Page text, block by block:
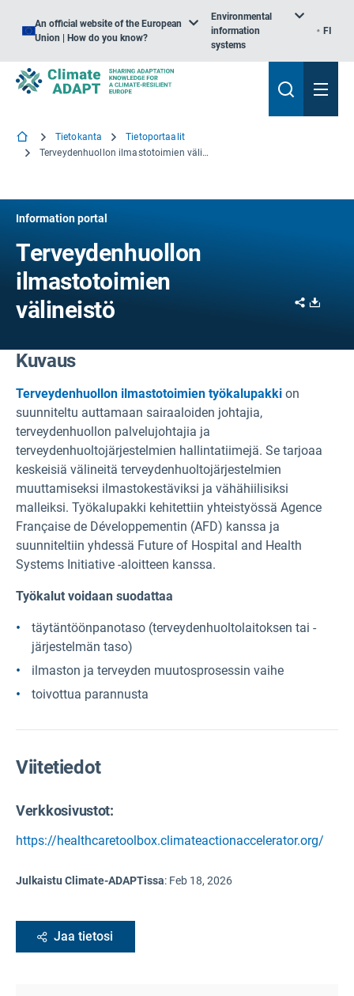
An official website of the European
Union | How do you know?
Environmental
information
systems
FI
Tietokanta
Tietoportaalit
Terveydenhuollon ilmastotoimien välineistö
Information portal
Terveydenhuollon
ilmastotoimien
välineistö
Share
Kuvaus
Terveydenhuollon ilmastotoimien työkalupakki on
suunniteltu auttamaan sairaaloiden johtajia,
terveydenhuollon palvelujohtajia ja
terveydenhuoltojärjestelmien hallintatiimejä. Se tarjoaa
keskeisiä välineitä terveydenhuoltojärjestelmien
muuttamiseksi ilmastokestäviksi ja vähähiilisiksi
malleiksi. Työkalupakki kehitettiin yhteistyössä Agence
Française de Développementin (AFD) kanssa ja
suunniteltiin yhdessä Future of Hospital and Health
Systems Initiative -aloitteen kanssa.
Työkalut voidaan suodattaa
täytäntöönpanotaso (terveydenhuoltolaitoksen tai -
järjestelmän taso)
ilmaston ja terveyden muutosprosessin vaihe
toivottua parannusta
Viitetiedot
Verkkosivustot:
https://healthcaretoolbox.climateactionaccelerator.org/
Julkaistu Climate-ADAPTissa: Feb 18, 2026
Jaa tietosi